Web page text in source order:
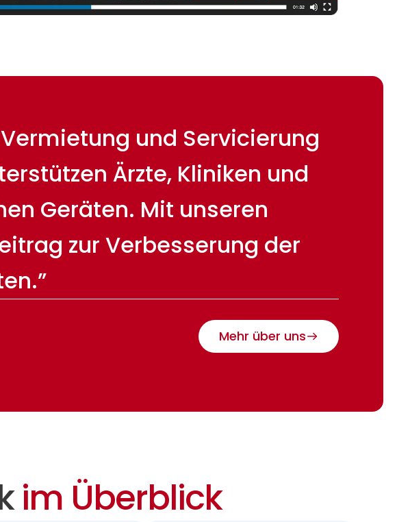
und Servicierung
Ärzte, Kliniken und
Geräten. Mit unseren
zur Verbesserung der
Mehr über uns
im Überblick